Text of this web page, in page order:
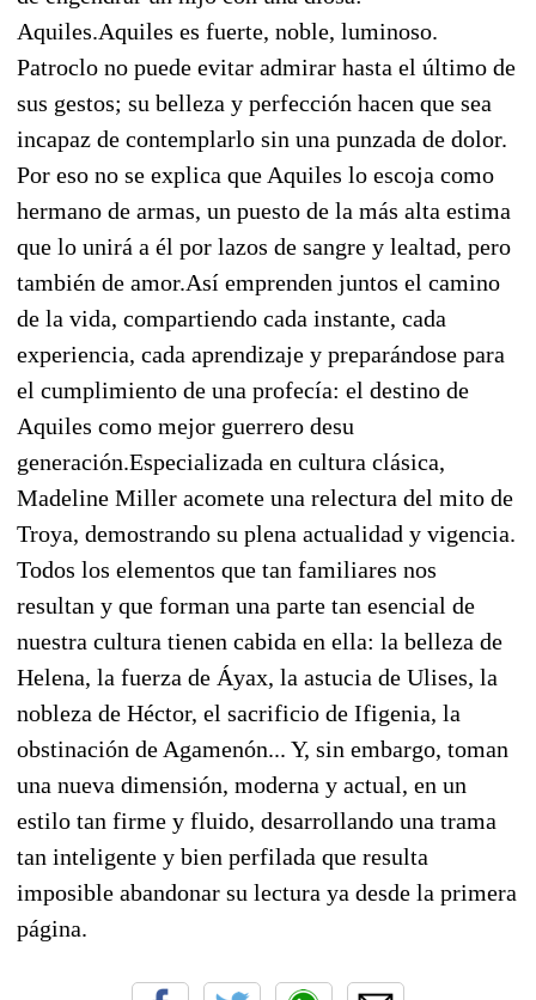
Aquiles.Aquiles es fuerte, noble, luminoso.
Patroclo no puede evitar admirar hasta el último de
sus gestos; su belleza y perfección hacen que sea
incapaz de contemplarlo sin una punzada de dolor.
Por eso no se explica que Aquiles lo escoja como
hermano de armas, un puesto de la más alta estima
que lo unirá a él por lazos de sangre y lealtad, pero
también de amor.Así emprenden juntos el camino
de la vida, compartiendo cada instante, cada
experiencia, cada aprendizaje y preparándose para
el cumplimiento de una profecía: el destino de
Aquiles como mejor guerrero desu
generación.Especializada en cultura clásica,
Madeline Miller acomete una relectura del mito de
Troya, demostrando su plena actualidad y vigencia.
Todos los elementos que tan familiares nos
resultan y que forman una parte tan esencial de
nuestra cultura tienen cabida en ella: la belleza de
Helena, la fuerza de Áyax, la astucia de Ulises, la
nobleza de Héctor, el sacrificio de Ifigenia, la
obstinación de Agamenón... Y, sin embargo, toman
una nueva dimensión, moderna y actual, en un
estilo tan firme y fluido, desarrollando una trama
tan inteligente y bien perfilada que resulta
imposible abandonar su lectura ya desde la primera
página.